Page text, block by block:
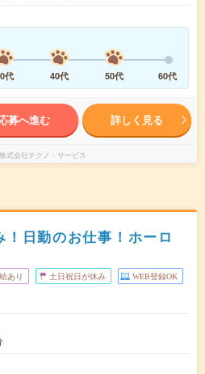
代 40代 50代 60代
募へ進む 詳しく見る
株式会社テクノ・サービス
日勤のお仕事！ホーロ
あり 土日祝日が休み WEB登録OK